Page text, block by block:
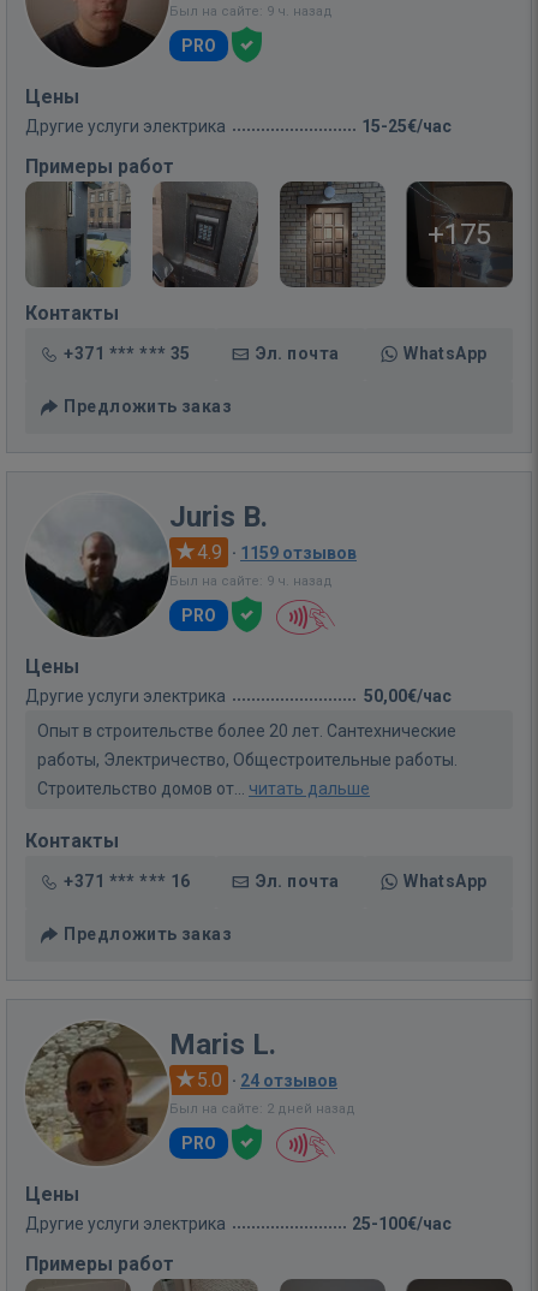
Был на сайте: 9 ч. назад
PRO
Цены
Другие услуги электрика 15-25€/час
Примеры работ
+175
Контакты
+371 *** *** 35 Эл. почта WhatsApp
Предложить заказ
Juris B.
4.9 · 1159 отзывов
Был на сайте: 9 ч. назад
PRO
Цены
Другие услуги электрика
50,00€/час
Опыт в строительстве более 20 лет. Сантехнические
работы, Электричество, Общестроительные работы.
Строительство домов от... читать дальше
Контакты
+371 *** *** 16 Эл. почта WhatsApp
Предложить заказ
Maris L.
5.0 · 24 отзывов
Был на сайте: 2 дней назад
PRO
Цены
Другие услуги электрика 25-100€/час
Примеры работ